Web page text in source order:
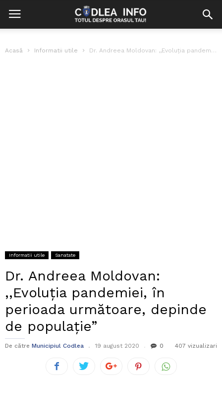
Acasă Informatii utile Dr. Andreea Moldovan: ,,Evoluția pandemiei, în perioada următoare, depinde de populație”
Informatii utile Sanatate
Dr. Andreea Moldovan:
,,Evoluția pandemiei, în
perioada următoare, depinde
de populație”
De către Municipiul Codlea 19 august 2020 0 407 vizualizari